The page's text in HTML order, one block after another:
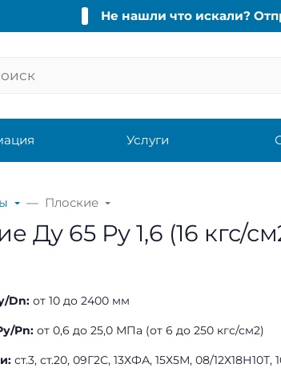
Не нашли что искали?
Услуги
Плоские
Ду 65 Ру 1,6 (16 кгс/
Dn: от 10 до 2400 мм
Pn: от 0,6 до 25,0 МПа (от 6 до 250 кгс/см2)
ст.3, ст.20, 09Г2С, 13ХФА, 15Х5М, 08/12Х18Н10Т,